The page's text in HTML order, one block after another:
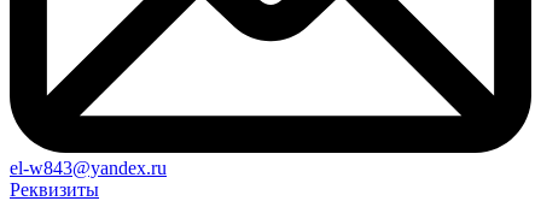
el-w843@yandex.ru
Реквизиты